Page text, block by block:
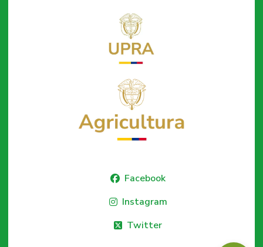
Facebook
Instagram
Twitter